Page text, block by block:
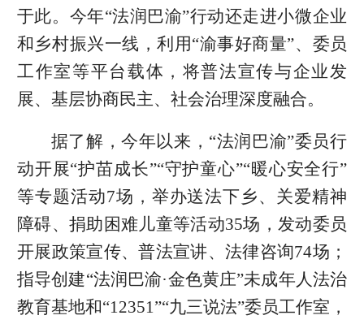
于此。今年“法润巴渝”行动还走进小微企业
和乡村振兴一线，利用“渝事好商量”、委员
工作室等平台载体，将普法宣传与企业发
展、基层协商民主、社会治理深度融合。
据了解，今年以来，“法润巴渝”委员行
动开展“护苗成长”“守护童心”“暖心安全行”
等专题活动7场，举办送法下乡、关爱精神
障碍、捐助困难儿童等活动35场，发动委员
开展政策宣传、普法宣讲、法律咨询74场；
指导创建“法润巴渝·金色黄庄”未成年人法治
教育基地和“12351”“九三说法”委员工作室，